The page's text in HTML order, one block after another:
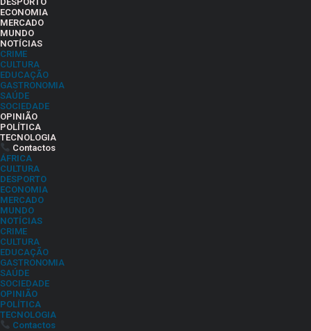
ECONOMIA
MERCADO
MUNDO
NOTÍCIAS
CRIME
CULTURA
EDUCAÇÃO
GASTRONOMIA
SAÚDE
SOCIEDADE
OPINIÃO
POLÍTICA
TECNOLOGIA
Contactos
ÁFRICA
CULTURA
DESPORTO
ECONOMIA
MERCADO
MUNDO
NOTÍCIAS
CRIME
CULTURA
EDUCAÇÃO
GASTRONOMIA
SAÚDE
SOCIEDADE
OPINIÃO
POLÍTICA
TECNOLOGIA
Contactos